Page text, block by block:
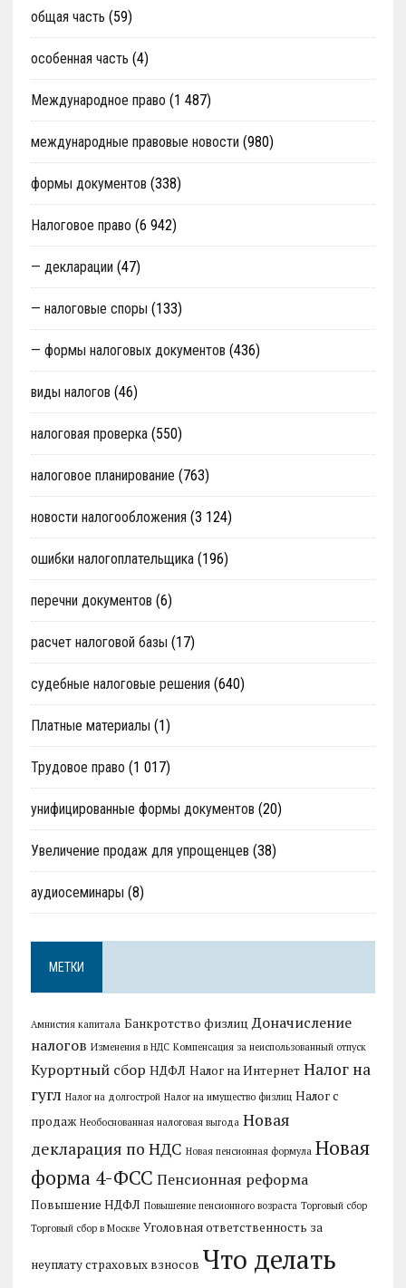
общая часть (59)
особенная часть (4)
Международное право (1 487)
международные правовые новости (980)
формы документов (338)
Налоговое право (6 942)
— декларации (47)
— налоговые споры (133)
— формы налоговых документов (436)
виды налогов (46)
налоговая проверка(550)
налоговое планирование (763)
новости налогообложения (3 124)
ошибки налогоплательщика(196)
перечни документов (6)
расчет налоговой базы (17)
судебные налоговые решения (640)
Платные материалы (1)
Трудовое право (1 017)
унифицированные формы документов (20)
Увеличение продаж для упрощенцев (38)
аудиосеминары (8)
МЕТКИ
Амнистия капитала Банкротство физлиц Доначисление
налогов Изменения в НДС Компенсация за неиспользованный отпуск
Курортный сбор НДФЛ Налог на Интернет Налог на
гугл Налог на долгострой Налог на имущество физлиц Налог с
продаж Необоснованная налоговая выгода Новая
декларация по НДС Новая пенсионная формула Новая
форма 4-ФСС Пенсионная реформа
Повышение НДФЛ Повышение пенсионного возраста Торговый сбор
Торговый сбор в Москве Уголовная ответственность за
неуплату страховых взносов Что делать